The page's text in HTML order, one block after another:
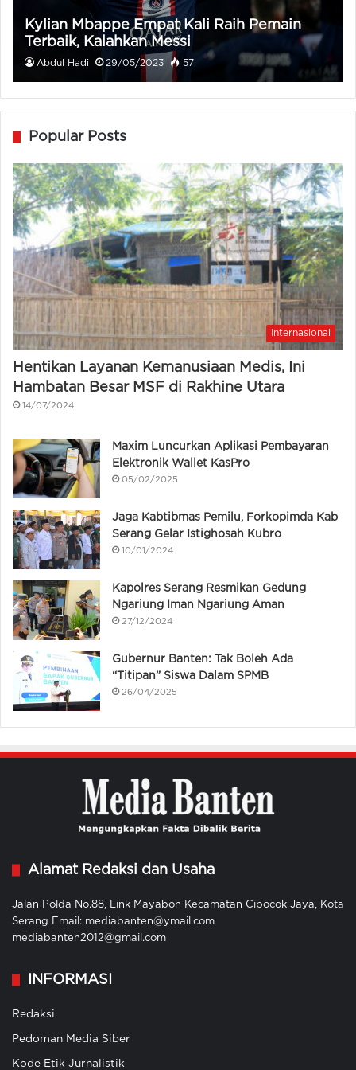
Kylian Mbappe Empat Kali Raih Pemain
Terbaik, Kalahkan Messi
Abdul Hadi 29/05/2023 57
Popular Posts
Internasional
Hentikan Layanan Kemanusiaan Medis, Ini
Hambatan Besar MSF di Rakhine Utara
14/07/2024
Maxim Luncurkan Aplikasi Pembayaran
Elektronik Wallet KasPro
05/02/2025
Jaga Kabtibmas Pemilu, Forkopimda Kab
Serang Gelar Istighosah Kubro
10/01/2024
Kapolres Serang Resmikan Gedung
Ngariung Iman Ngariung Aman
27/12/2024
Gubernur Banten: Tak Boleh Ada
“Titipan” Siswa Dalam SPMB
26/04/2025
Alamat Redaksi dan Usaha
Jalan Polda No.88, Link Mayabon Kecamatan Cipocok Jaya, Kota
Serang Email: mediabanten@ymail.com
mediabanten2012@gmail.com
INFORMASI
Redaksi
Pedoman Media Siber
Kode Etik Jurnalistik